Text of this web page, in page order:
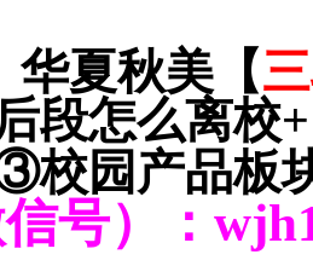
华夏秋美【
段怎么离校+
校园产品板
号）：